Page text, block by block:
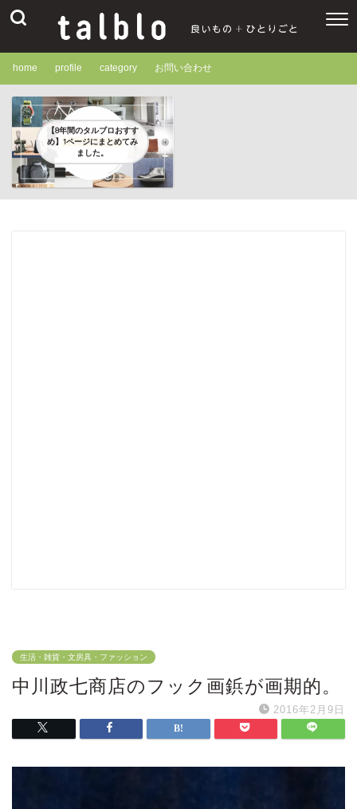
home profile category お問い合わせ
【8年間のタルブロおすす
め】1ページにまとめてみ
ました。
生活・雑貨・文房具・ファッション
中川政七商店のフック画鋲が画期的。
2016年2月9日